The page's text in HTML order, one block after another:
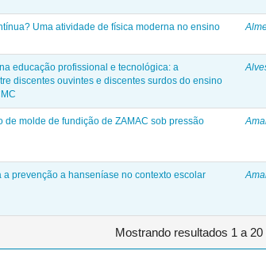
Uma atividade de física moderna no ensino
educação profissional e tecnológica: a
discentes ouvintes e discentes surdos do ensino
de molde de fundição de ZAMAC sob pressão
a prevenção a hanseníase no contexto escolar
Mostrando resultados 1 a 20